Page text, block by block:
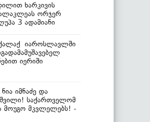
ხარკივის
ორჯერ
3 ადამიანი
იაროსლავლში
იერიში
იმნაძე და
საქართველომ
მოუგო მკვლელებს! -